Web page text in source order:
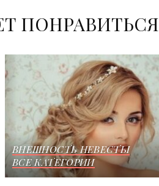
ПОНРАВИТЬСЯ
ВНЕШНОСТЬ НЕВЕСТЫ
ВСЕ КАТЕГОРИИ